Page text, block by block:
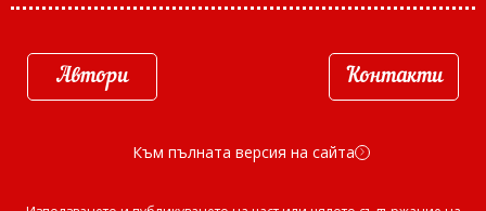
Автори Контакти
Към пълната версия на сайта d